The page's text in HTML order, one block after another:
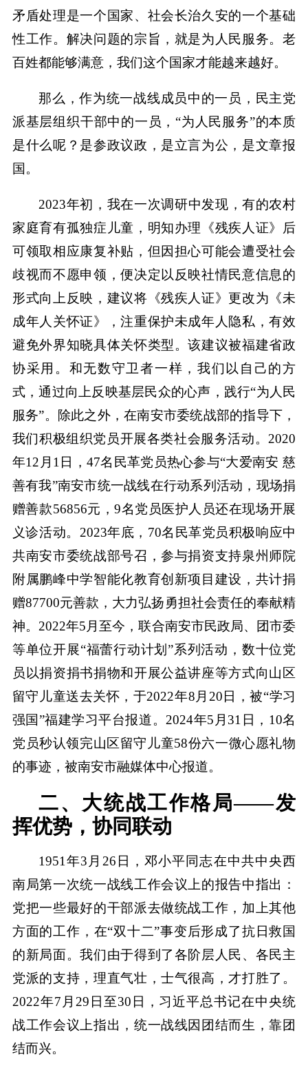
矛盾处理是一个国家、社会长治久安的一个基础
性工作。解决问题的宗旨，就是为人民服务。老
百姓都能够满意，我们这个国家才能越来越好。
那么，作为统一战线成员中的一员，民主党
派基层组织干部中的一员，“为人民服务”的本质
是什么呢？是参政议政，是立言为公，是文章报
国。
2023年初，我在一次调研中发现，有的农村
家庭育有孤独症儿童，明知办理《残疾人证》后
可领取相应康复补贴，但因担心可能会遭受社会
歧视而不愿申领，便决定以反映社情民意信息的
形式向上反映，建议将《残疾人证》更改为《未
成年人关怀证》，注重保护未成年人隐私，有效
避免外界知晓具体关怀类型。该建议被福建省政
协采用。和无数守卫者一样，我们以自己的方
式，通过向上反映基层民众的心声，践行“为人民
服务”。除此之外，在南安市委统战部的指导下，
我们积极组织党员开展各类社会服务活动。2020
年12月1日，47名民革党员热心参与“大爱南安 慈
善有我”南安市统一战线在行动系列活动，现场捐
赠善款56856元，9名党员医护人员还在现场开展
义诊活动。2023年底，70名民革党员积极响应中
共南安市委统战部号召，参与捐资支持泉州师院
附属鹏峰中学智能化教育创新项目建设，共计捐
赠87700元善款，大力弘扬勇担社会责任的奉献精
神。2022年5月至今，联合南安市民政局、团市委
等单位开展“福蕾行动计划”系列活动，数十位党
员以捐资捐书捐物和开展公益讲座等方式向山区
留守儿童送去关怀，于2022年8月20日，被“学习
强国”福建学习平台报道。2024年5月31日，10名
党员秒认领完山区留守儿童58份六一微心愿礼物
的事迹，被南安市融媒体中心报道。
二、大统战工作格局——发
挥优势，协同联动
1951年3月26日，邓小平同志在中共中央西
南局第一次统一战线工作会议上的报告中指出：
党把一些最好的干部派去做统战工作，加上其他
方面的工作，在“双十二”事变后形成了抗日救国
的新局面。我们由于得到了各阶层人民、各民主
党派的支持，理直气壮，士气很高，才打胜了。
2022年7月29日至30日，习近平总书记在中央统
战工作会议上指出，统一战线因团结而生，靠团
结而兴。